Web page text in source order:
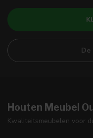
Houten Meubel
Kwaliteitsmeubelen voor